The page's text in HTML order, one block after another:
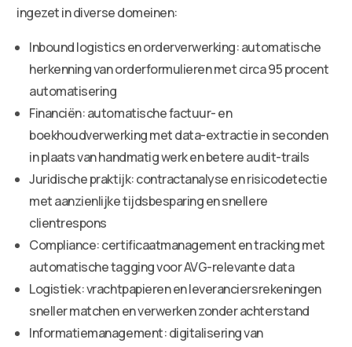
ingezet in diverse domeinen:
Inbound logistics en orderverwerking: automatische
herkenning van orderformulieren met circa 95 procent
automatisering
Financiën: automatische factuur- en
boekhoudverwerking met data-extractie in seconden
in plaats van handmatig werk en betere audit-trails
Juridische praktijk: contractanalyse en risicodetectie
met aanzienlijke tijdsbesparing en snellere
clientrespons
Compliance: certificaatmanagement en tracking met
automatische tagging voor AVG-relevante data
Logistiek: vrachtpapieren en leveranciersrekeningen
sneller matchen en verwerken zonder achterstand
Informatiemanagement: digitalisering van